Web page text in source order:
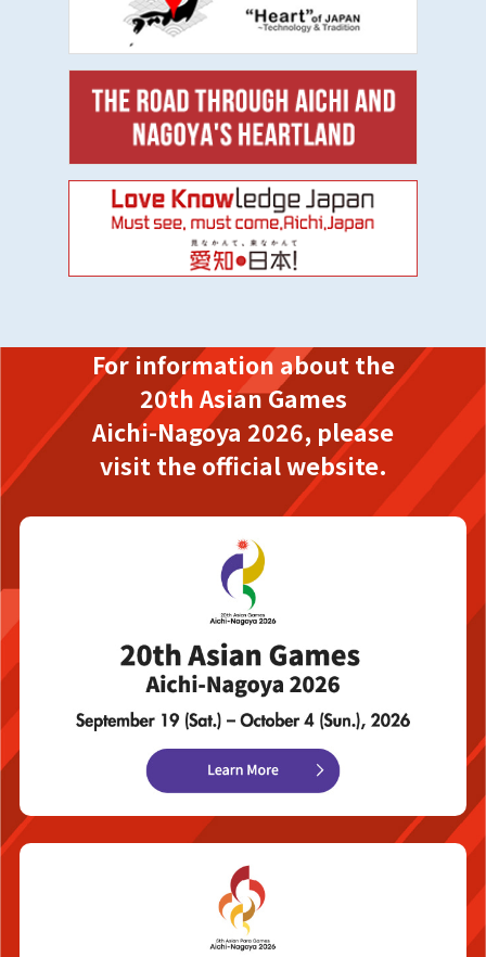
For information about the
20th Asian Games
Aichi-Nagoya 2026, please
visit the official website.